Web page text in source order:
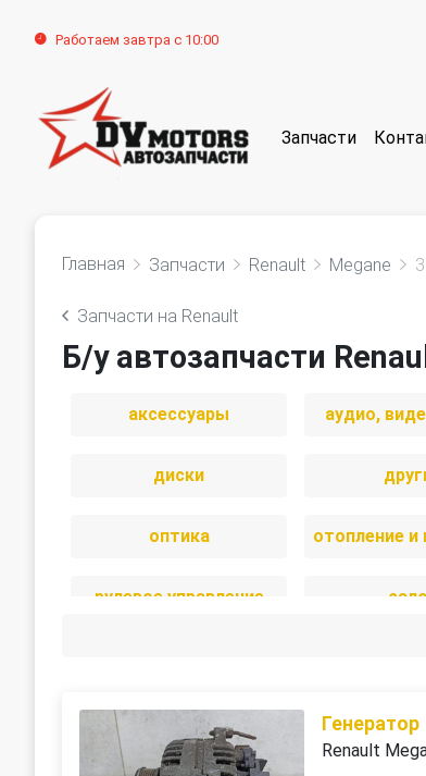
Работаем завтра с 10:00
Запчасти
Главная Запчасти Renault Megane
Запчасти на Renault
Б/у автозапчасти
аксессуары аудио,
диски
оптика
рулевое управление
трансмиссия Генератор
Renault